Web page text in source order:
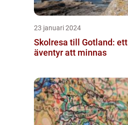
23 januari 2024
Skolresa till Gotland: ett
äventyr att minnas